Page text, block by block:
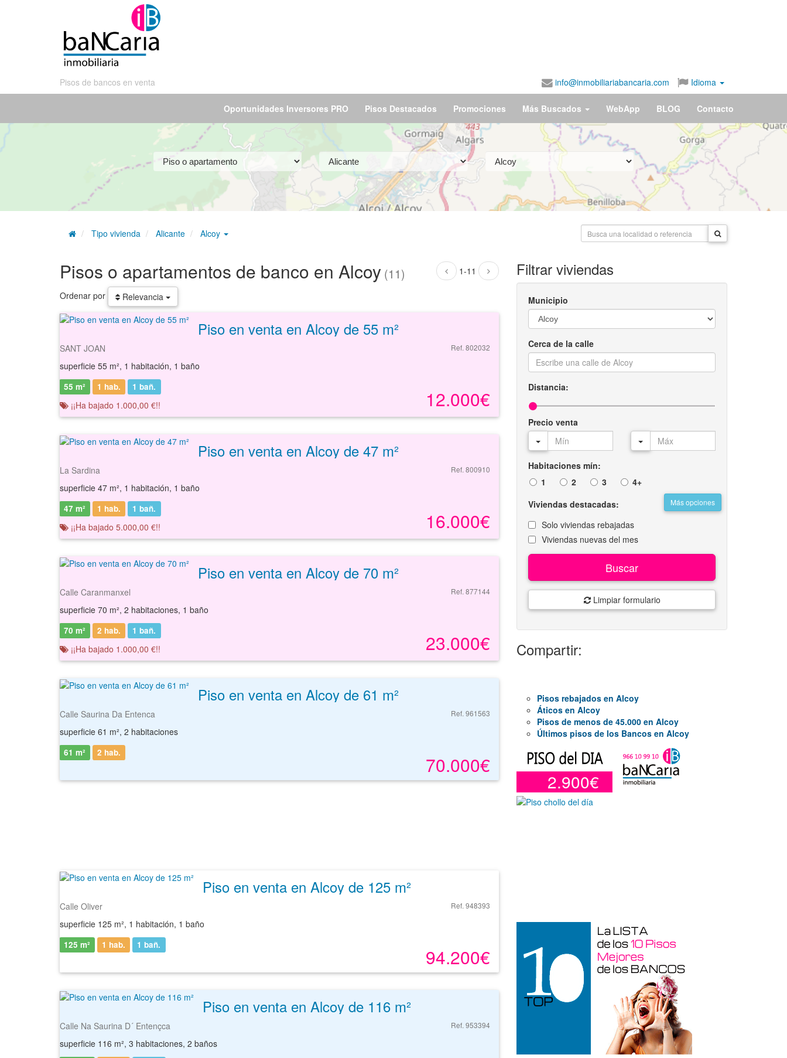
Pisos de bancos en venta info@inmobiliariabancaria.com Idioma
Oportunidades Inversores PRO Pisos Destacados Promociones Más Buscados WebApp BLOG Contacto
Tipo vivienda Alicante Alcoy
1-11
Pisos o apartamentos de banco en Alcoy (11)
Ordenar por Relevancia
Piso en venta en Alcoy de 55 m²
SANT JOAN Ref. 802032
superficie 55 m², 1 habitación, 1 baño
12.000€
55 m² 1 hab. 1 bañ.
¡¡Ha bajado 1.000,00 €!!
Piso en venta en Alcoy de 47 m²
La Sardina Ref. 800910
superficie 47 m², 1 habitación, 1 baño
16.000€
47 m² 1 hab. 1 bañ.
¡¡Ha bajado 5.000,00 €!!
Piso en venta en Alcoy de 70 m²
Calle Caranmanxel Ref. 877144
superficie 70 m², 2 habitaciones, 1 baño
23.000€
70 m² 2 hab. 1 bañ.
¡¡Ha bajado 1.000,00 €!!
Piso en venta en Alcoy de 61 m²
Calle Saurina Da Entenca Ref. 961563
superficie 61 m², 2 habitaciones
70.000€
61 m² 2 hab.
Piso en venta en Alcoy de 125 m²
Calle Oliver Ref. 948393
superficie 125 m², 1 habitación, 1 baño
94.200€
125 m² 1 hab. 1 bañ.
Piso en venta en Alcoy de 116 m²
Calle Na Saurina D´ Entençca Ref. 953394
superficie 116 m², 3 habitaciones, 2 baños
Filtrar viviendas
Municipio
Cerca de la calle
Distancia:
Precio venta
Habitaciones mín:
1
2 3 4+
Más opciones
Viviendas destacadas:
Solo viviendas rebajadas
Viviendas nuevas del mes
Buscar
Limpiar formulario
Compartir:
Pisos rebajados en Alcoy
Áticos en Alcoy
Pisos de menos de 45.000 en Alcoy
Últimos pisos de los Bancos en Alcoy
2.900€